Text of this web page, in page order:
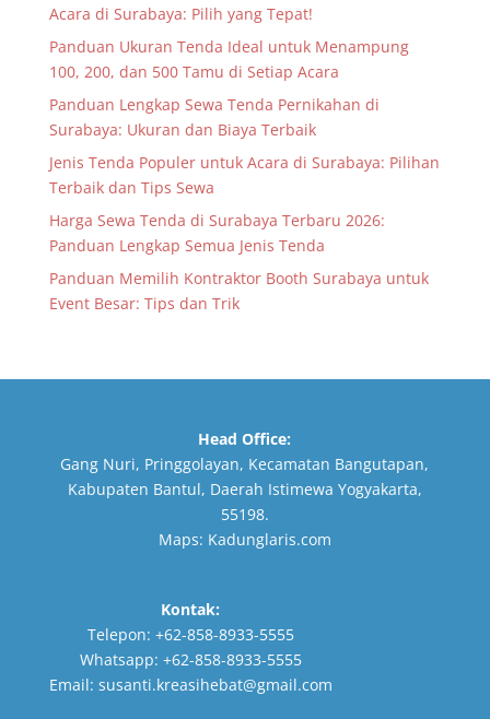
Acara di Surabaya: Pilih yang Tepat!
Panduan Ukuran Tenda Ideal untuk Menampung
100, 200, dan 500 Tamu di Setiap Acara
Panduan Lengkap Sewa Tenda Pernikahan di
Surabaya: Ukuran dan Biaya Terbaik
Jenis Tenda Populer untuk Acara di Surabaya: Pilihan
Terbaik dan Tips Sewa
Harga Sewa Tenda di Surabaya Terbaru 2026:
Panduan Lengkap Semua Jenis Tenda
Panduan Memilih Kontraktor Booth Surabaya untuk
Event Besar: Tips dan Trik
Head Office:
Gang Nuri, Pringgolayan, Kecamatan Bangutapan,
Kabupaten Bantul, Daerah Istimewa Yogyakarta,
55198.
Maps: Kadunglaris.com
Kontak:
Telepon: +62-858-8933-5555
Whatsapp: +62-858-8933-5555
Email: susanti.kreasihebat@gmail.com